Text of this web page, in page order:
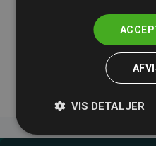
klimaprojekter i
medlemmernes
VIS DETALJER